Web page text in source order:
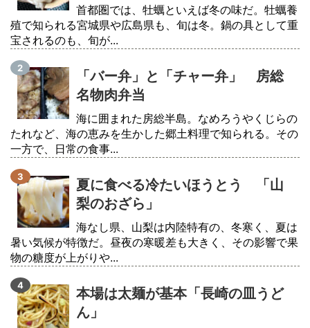
首都圏では、牡蠣といえば冬の味だ。牡蠣養
殖で知られる宮城県や広島県も、旬は冬。鍋の具として重
宝されるのも、旬が...
「バー弁」と「チャー弁」 房総
名物肉弁当
海に囲まれた房総半島。なめろうやくじらの
たれなど、海の恵みを生かした郷土料理で知られる。その
一方で、日常の食事...
夏に食べる冷たいほうとう 「山
梨のおざら」
海なし県、山梨は内陸特有の、冬寒く、夏は
暑い気候が特徴だ。昼夜の寒暖差も大きく、その影響で果
物の糖度が上がりや...
本場は太麺が基本「長崎の皿うど
ん」